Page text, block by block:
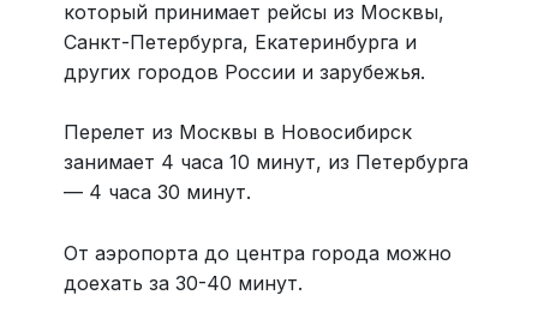
который принимает рейсы из Москвы,
Санкт-Петербурга, Екатеринбурга и
других городов России и зарубежья.
Перелет из Москвы в Новосибирск
занимает 4 часа 10 минут, из Петербурга
— 4 часа 30 минут.
От аэропорта до центра города можно
доехать за 30-40 минут.